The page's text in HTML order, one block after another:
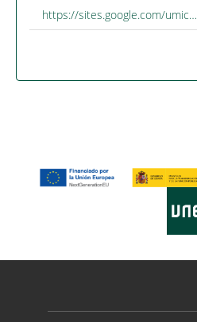
https://sites.google.com/umic…